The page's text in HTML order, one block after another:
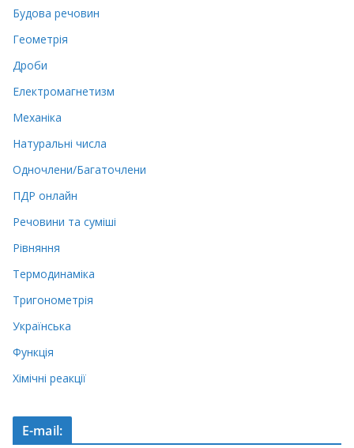
Будова речовин
Геометрія
Дроби
Електромагнетизм
Механіка
Натуральні числа
Одночлени/Багаточлени
ПДР онлайн
Речовини та суміші
Рівняння
Термодинаміка
Тригонометрія
Українська
Функція
Хімічні реакції
E-mail: